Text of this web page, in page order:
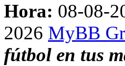
Hora: 08-08-
2026 MyBB
fútbol en tus